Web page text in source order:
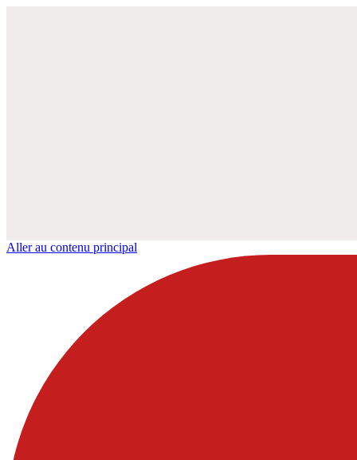
Aller au contenu principal